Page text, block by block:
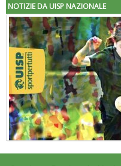
NOTIZIE DA UISP NAZIONALE